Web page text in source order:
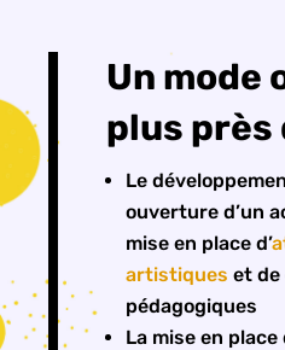
Un mode
plus près
Le
ouverture d’un
mise en place d’
artistiques et
pédagogiques
La mise en place